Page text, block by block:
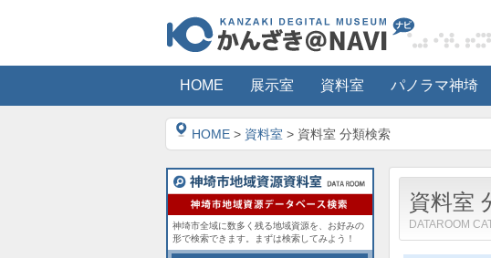
HOME 展示室 資料室 パノラマ神埼
HOME > 資料室 > 資料室 分類検索
資料室
DATAROOM
神埼市全域に数多く残る地域資源を、お好みの
形で検索できます。まずは検索してみよう！